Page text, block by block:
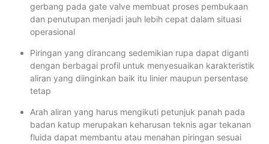
gerbang pada gate valve membuat proses pembukaan
dan penutupan menjadi jauh lebih cepat dalam situasi
operasional
Piringan yang dirancang sedemikian rupa dapat diganti
dengan berbagai profil untuk menyesuaikan karakteristik
aliran yang diinginkan baik itu linier maupun persentase
tetap
Arah aliran yang harus mengikuti petunjuk panah pada
badan katup merupakan keharusan teknis agar tekanan
fluida dapat membantu atau menahan piringan sesuai